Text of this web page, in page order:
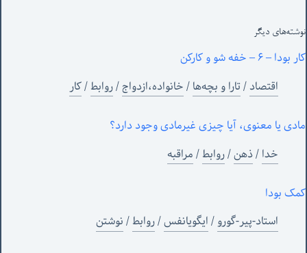
نوشته‌های‌ دیگر
کار بودا – ۶ – خفه شو و کارکن
اقتصاد/تارا و بچه‌ها/خانواده،ازدواج/روابط/کار
مادی یا معنوی، آیا چیزی غیرمادی وجود دارد؟
خدا/ذهن/روابط/مراقبه
کمک بودا
استاد-پیر-گورو/ایگویانفس/روابط/نوشتن